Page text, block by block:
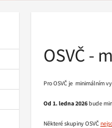
OSVČ -
Pro OSVČ je minimálním
Od 1. ledna 2026bude
Některé skupiny OSVČ